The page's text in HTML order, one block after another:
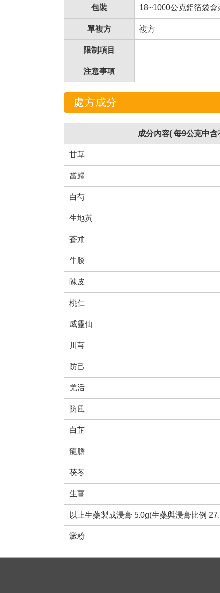
包裝 18~1000公克鋁箔袋
單複方 複方
限制項目
注意事項
處方成分
成分內容( 每9公克中含
甘草
當歸
白芍
生地黃
蒼朮
牛膝
陳皮
桃仁
威靈仙
川芎
防己
羌活
防風
白芷
龍膽
茯苓
生薑
以上生藥製成浸膏 5.0g(生藥與浸膏比例
澱粉